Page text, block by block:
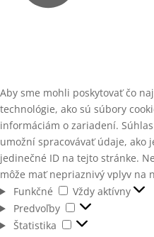
Aby sme mohli poskytovať čo
technológie, ako sú súbory
informáciám o zariadení.
umožní spracovávať údaje,
jedinečné ID na tejto stránke.
môže mať nepriaznivý vplyv na
Funkčné
Funkčné
Vždy aktívny
Predvoľby
Predvoľby
Štatistika
Štatistika